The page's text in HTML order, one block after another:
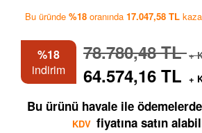
%18
indirim
78.780,48 TL+
64.574,16 TL +
Bu üründe %18oranında 17.047,58 TL
Bu ürünü havale ile ödemelerde
KDV fiyatına satın